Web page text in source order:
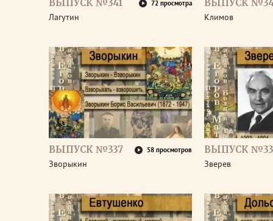
ВЫПУСК №341 72 просмотра
Лагутин
ВЫПУСК
Климов
ВЫПУСК №337 58 просмотров
Зворыкин
ВЫПУСК
Зверев